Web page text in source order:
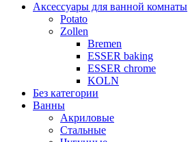
Аксессуары для ванной комнаты
Potato
Zollen
Bremen
ESSER baking
ESSER chrome
KOLN
Без категории
Ванны
Акриловые
Стальные